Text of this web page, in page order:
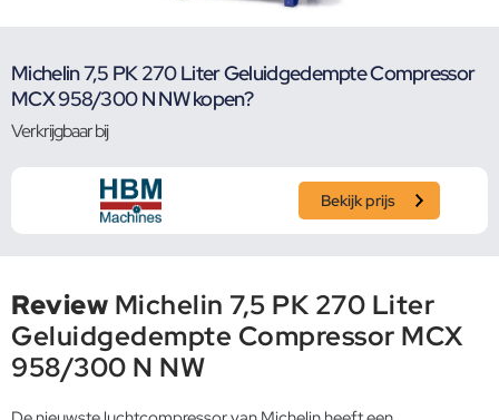
Michelin 7,5 PK 270 Liter Geluidgedempte Compressor
MCX 958/300 N NW kopen?
Verkrijgbaar bij
Bekijk prijs
Review Michelin 7,5 PK 270 Liter
Geluidgedempte Compressor MCX
958/300 N NW